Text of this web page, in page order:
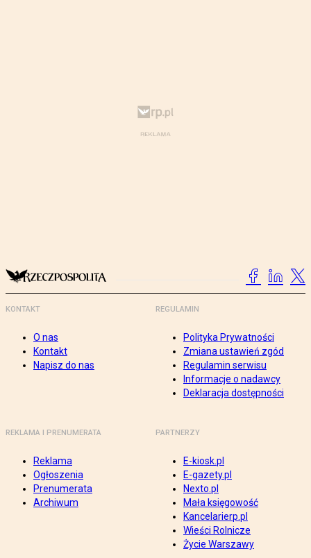
KONTAKT
O nas
Kontakt
Napisz do nas
REGULAMIN
Polityka Prywatności
Zmiana ustawień zgód
Regulamin serwisu
Informacje o nadawcy
Deklaracja dostępności
REKLAMA I PRENUMERATA
Reklama
Ogłoszenia
Prenumerata
Archiwum
PARTNERZY
E-kiosk.pl
E-gazety.pl
Nexto.pl
Mała księgowość
Kancelarierp.pl
Wieści Rolnicze
Życie Warszawy